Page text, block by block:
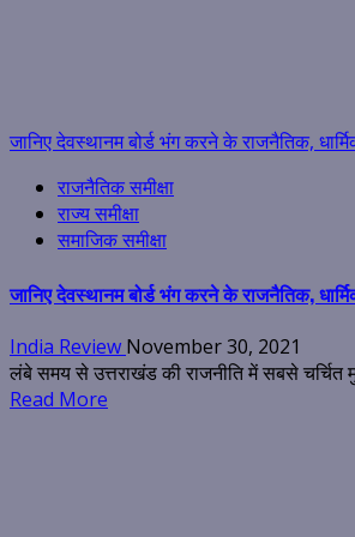
जानिए देवस्थानम बोर्ड भंग करने के राजनैतिक,
राजनैतिक समीक्षा
राज्य समीक्षा
समाजिक समीक्षा
जानिए देवस्थानम बोर्ड भंग करने के राजनैतिक,
India Review November 30, 2021
लंबे समय से उत्तराखंड की राजनीति में सबसे चर्चित
Read More